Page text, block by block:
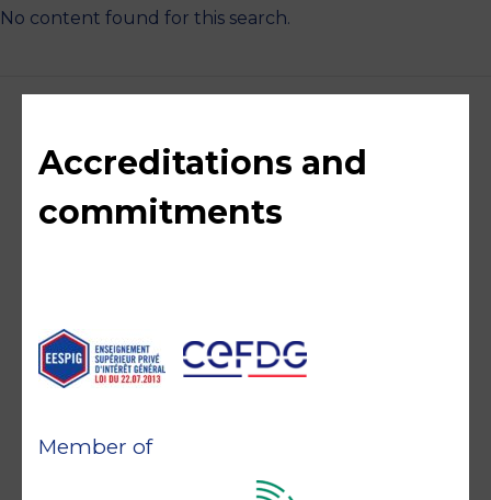
No content found for this search.
Accreditations and
commitments
Member of